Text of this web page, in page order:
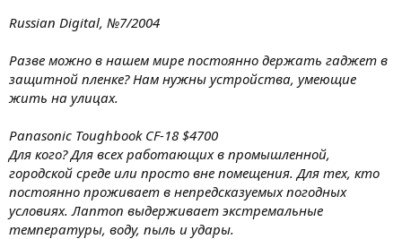
Russian Digital, №7/2004
Разве можно в нашем мире постоянно держать гаджет в
защитной пленке? Нам нужны устройства, умеющие
жить на улицах.
Panasonic Toughbook CF-18 $4700
Для кого? Для всех работающих в промышленной,
городской среде или просто вне помещения. Для тех, кто
постоянно проживает в непредсказуемых погодных
условиях. Лаптоп выдерживает экстремальные
температуры, воду, пыль и удары.